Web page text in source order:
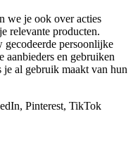
we je ook over acties
relevante producten.
persoonlijke
aanbieders en gebruiken
al gebruik maakt van hun
Pinterest, TikTok